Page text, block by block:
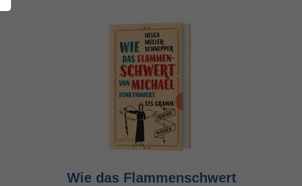
Wie das Flammenschwert